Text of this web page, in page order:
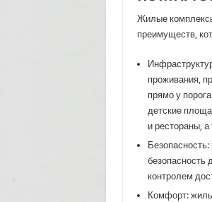
Жилые
преимуществ,
проживания,
прямо у
детские
и рестораны, а
безопасность
контролем
Комфорт: